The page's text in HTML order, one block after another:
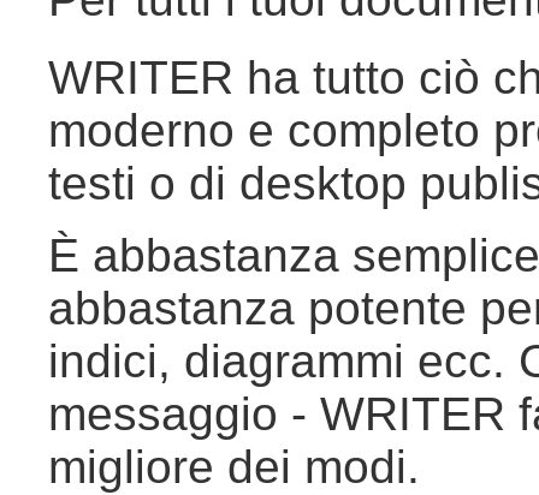
WRITER ha tutto ciò
moderno e completo
testi o di desktop
È abbastanza
abbastanza potente
indici, diagrammi ecc.
messaggio - WRITER
migliore dei modi.